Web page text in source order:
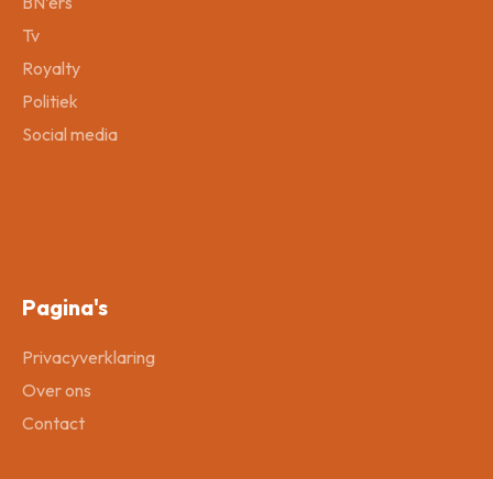
Tv
Royalty
Politiek
Social media
Pagina's
Privacyverklaring
Over ons
Contact